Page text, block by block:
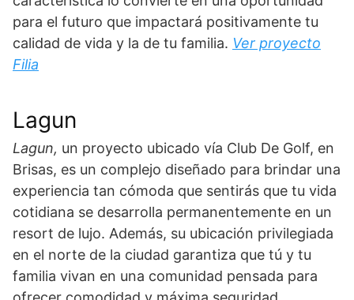
para el futuro que impactará positivamente tu
calidad de vida y la de tu familia. Ver proyecto
Filia
Lagun
Lagun, un proyecto ubicado vía Club De Golf, en
Brisas, es un complejo diseñado para brindar una
experiencia tan cómoda que sentirás que tu vida
cotidiana se desarrolla permanentemente en un
resort de lujo. Además, su ubicación privilegiada
en el norte de la ciudad garantiza que tú y tu
familia vivan en una comunidad pensada para